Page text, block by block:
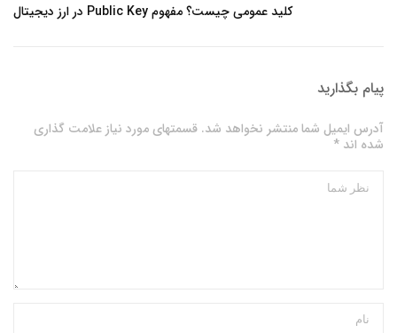
کلید عمومی چیست؟ مفهوم Public Key در ارز دیجیتال
پیام بگذارید
آدرس ایمیل شما منتشر نخواهد شد. قسمتهای مورد نیاز علامت گذاری
شده اند *